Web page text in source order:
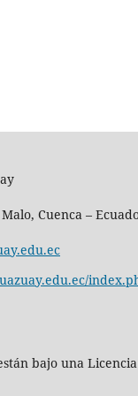
Cuenca –
bajo una